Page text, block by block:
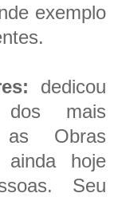
exemplo
dedicou
mais
as Obras
hoje
Seu